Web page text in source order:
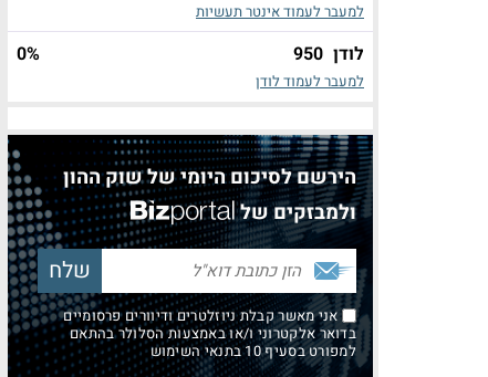
למעבר לעמוד אינטר תעשיות
לודן 950
0%
למעבר לעמוד לודן
הירשם לסיכום היומי של שוק ההון
ולמבזקים של
אני מאשר קבלת ניוזלטרים ודיוורים פרסומיים
בדואר אלקטרוני ו/או באמצעות הסלולר בהתאם
למפורט בסעיף 10 בתנאי השימוש